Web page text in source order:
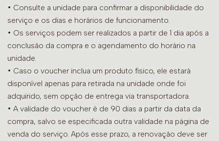
• Consulte a unidade para confirmar a disponibilidade do
serviço e os dias e horários de funcionamento.
• Os serviços podem ser realizados a partir de 1 dia após a
conclusão da compra e o agendamento do horário na
unidade.
• Caso o voucher inclua um produto físico, ele estará
disponível apenas para retirada na unidade onde foi
adquirido, sem opção de entrega via transportadora.
• A validade do voucher é de 90 dias a partir da data da
compra, salvo se especificada outra validade na página de
venda do serviço. Após esse prazo, a renovação deve ser